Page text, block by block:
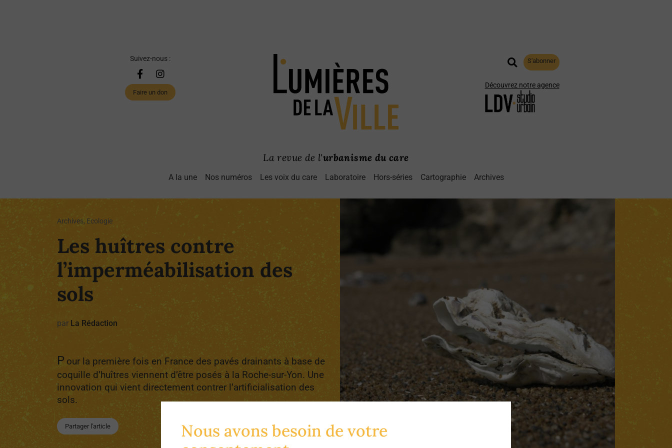
Suivez-nous :
Faire un don
S'abonner
Découvrez notre agence
La revue de l'urbanisme du care
A la une Nos numéros Les voix du care Laboratoire Hors-séries Cartographie Archives
Archives, Ecologie
Les huîtres contre
l’imperméabilisation des
sols
par La Rédaction
P our la première fois en France des pavés drainants à base de
coquille d’huîtres viennent d’être posés à la Roche-sur-Yon. Une
innovation qui vient directement contrer l’artificialisation des
sols.
Partager l'article
Nous avons besoin de votre